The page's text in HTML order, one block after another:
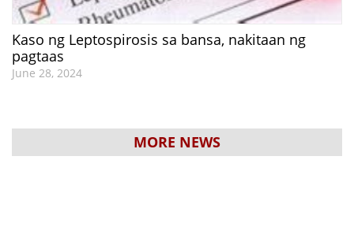
Kaso ng Leptospirosis sa bansa, nakitaan ng
pagtaas
June 28, 2024
MORE NEWS